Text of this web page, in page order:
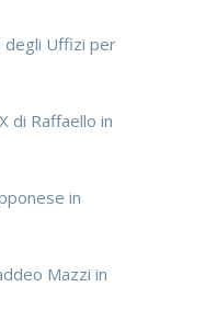
degli Uffizi per
di Raffaello in
in
Mazzi in